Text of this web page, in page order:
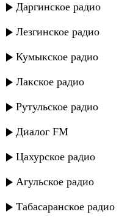
Даргинское радио
Лезгинское радио
Кумыкское радио
Лакское радио
Рутульское радио
Диалог FM
Цахурское радио
Агульское радио
Табасаранское радио
Мадани
Мадани
Мадани Ибрагимов
Мадани